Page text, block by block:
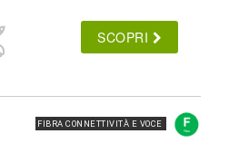
SCOPRI
FIBRA CONNETTIVITÀ E VOCE